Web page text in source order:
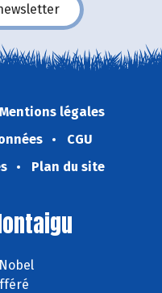
Mentions légales
CGU
Plan du site